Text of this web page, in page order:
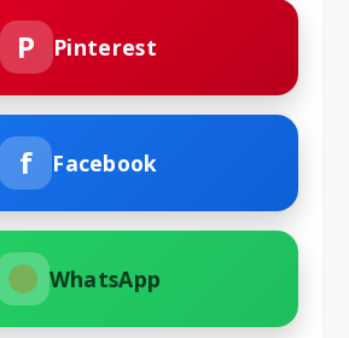
P Pinterest
f Facebook
WhatsApp